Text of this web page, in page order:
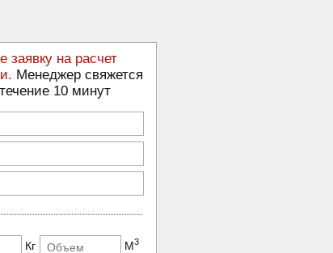
заявку на расчет
Менеджер свяжется
10 минут
Кг М3